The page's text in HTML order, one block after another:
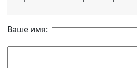
Ваше имя: